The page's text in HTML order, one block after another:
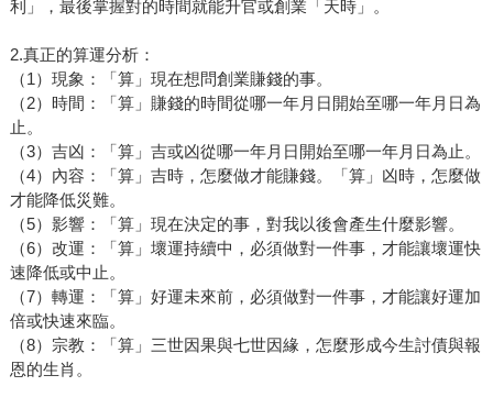
利」，最後掌握對的時間就能升官或創業「天時」。
2.真正的算運分析：
（1）現象：「算」現在想問創業賺錢的事。
（2）時間：「算」賺錢的時間從哪一年月日開始至哪一年月日為
止。
（3）吉凶：「算」吉或凶從哪一年月日開始至哪一年月日為止。
（4）內容：「算」吉時，怎麼做才能賺錢。「算」凶時，怎麼做
才能降低災難。
（5）影響：「算」現在決定的事，對我以後會產生什麼影響。
（6）改運：「算」壞運持續中，必須做對一件事，才能讓壞運快
速降低或中止。
（7）轉運：「算」好運未來前，必須做對一件事，才能讓好運加
倍或快速來臨。
（8）宗教：「算」三世因果與七世因緣，怎麼形成今生討債與報
恩的生肖。